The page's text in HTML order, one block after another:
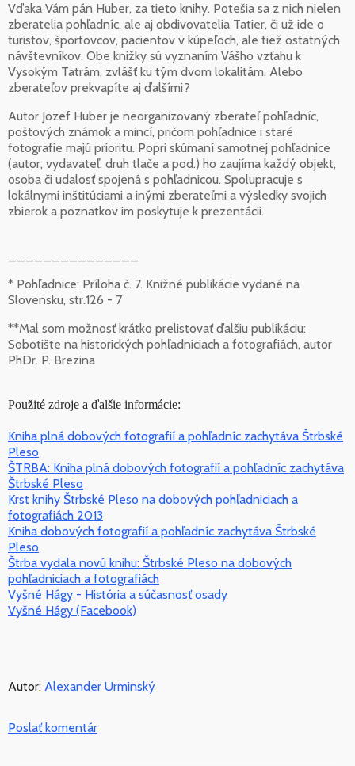
Vďaka Vám pán Huber, za tieto knihy. Potešia sa z nich nielen
zberatelia pohľadníc, ale aj obdivovatelia Tatier, či už ide o
turistov, športovcov, pacientov v kúpeľoch, ale tiež ostatných
návštevníkov. Obe knižky sú vyznaním Vášho vzťahu k
Vysokým Tatrám, zvlášť ku tým dvom lokalitám. Alebo
zberateľov prekvapíte aj ďalšími?
Autor Jozef Huber je neorganizovaný zberateľ pohľadníc,
poštových známok a mincí, pričom pohľadnice i staré
fotografie majú prioritu. Popri skúmaní samotnej pohľadnice
(autor, vydavateľ, druh tlače a pod.) ho zaujíma každý objekt,
osoba či udalosť spojená s pohľadnicou. Spolupracuje s
lokálnymi inštitúciami a inými zberateľmi a výsledky svojich
zbierok a poznatkov im poskytuje k prezentácii.
* Pohľadnice: Príloha č. 7. Knižné publikácie vydané na
Slovensku, str.126 - 7
**Mal som možnosť krátko prelistovať ďalšiu publikáciu:
Sobotište na historických pohľadniciach a fotografiách, autor
PhDr. P. Brezina
Použité zdroje a ďalšie informácie:
Kniha plná dobových fotografií a pohľadníc zachytáva Štrbské
Pleso
ŠTRBA: Kniha plná dobových fotografií a pohľadníc zachytáva
Štrbské Pleso
Krst knihy Štrbské Pleso na dobových pohľadniciach a
fotografiách 2013
Kniha dobových fotografií a pohľadníc zachytáva Štrbské
Pleso
Štrba vydala novú knihu: Štrbské Pleso na dobových
pohľadniciach a fotografiách
Vyšné Hágy - História a súčasnosť osady
Vyšné Hágy (Facebook)
Autor: Alexander Urminský
Poslať komentár